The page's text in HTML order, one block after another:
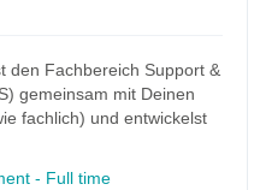
den Fachbereich Support &
gemeinsam mit Deinen
fachlich) und entwickelst
- Full time